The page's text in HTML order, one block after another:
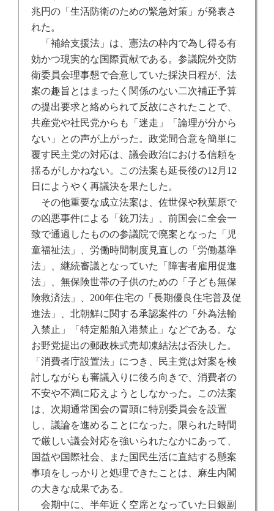
兆円の「生活防衛のための緊急対策」が発表さ
れた。
「補給支援法」は、憲法の枠内で為し得る有
効かつ現実的な国際貢献である。参議院外交防
衛委員会理事懇で合意していた採決日程が、法
案の趣旨とはまったく関係のない二次補正予算
の提出要求と絡められて反故にされたことで、
共産党や社民党からも「迷走」「論理が分から
ない」との声が上がった。政党間合意を簡単に
覆す民主党の対応は、議会政治における信頼を
揺るがしかねない。この法案も延長後の12 月 12
日にようやく再議決を果たした。
その他重要な成立法案は、佐世保や秋葉原で
の凶悪事件による「銃刀法」、前国会に全会一
致で通過したものの参議院で廃案となった「児
童福祉法」、労働時間制度見直しの「労働基準
法」、継続審議となっていた「障害者雇用促進
法」、無保険世帯の子供のための「子ども無保
険救済法」、 200年住宅の「長期優良住宅普及促
進法」、北朝鮮に関する承認案件の「外為法輸
入禁止」「特定船舶入港禁止」などである。な
お野党提出の郵政株式売却凍結法は否決した。
「消費者庁設置法」につき、民主党は対案を検
討しながらも審議入りに後ろ向きで、消費者の
不安や不満に応えようとしなかった。この法案
は、次期通常国会の冒頭に特別委員会を設置
し、議論を進めることになった。限られた時間
で厳しい議会対応を強いられたなかにあって、
国益や国際社会、また国民生活に直結する懸案
事項をしっかりと処理できたことは、麻生内閣
の大きな成果である。
会期中に、半年近く空席となっていた日銀副